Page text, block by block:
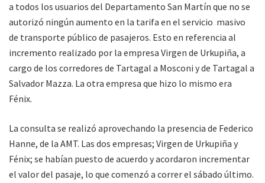
a todos los usuarios del Departamento San Martín que no se
autorizó ningún aumento en la tarifa en el servicio masivo
de transporte público de pasajeros. Esto en referencia al
incremento realizado por la empresa Virgen de Urkupiña, a
cargo de los corredores de Tartagal a Mosconi y de Tartagal a
Salvador Mazza. La otra empresa que hizo lo mismo era
Fénix.
La consulta se realizó aprovechando la presencia de Federico
Hanne, de la AMT. Las dos empresas; Virgen de Urkupiña y
Fénix; se habían puesto de acuerdo y acordaron incrementar
el valor del pasaje, lo que comenzó a correr el sábado último.